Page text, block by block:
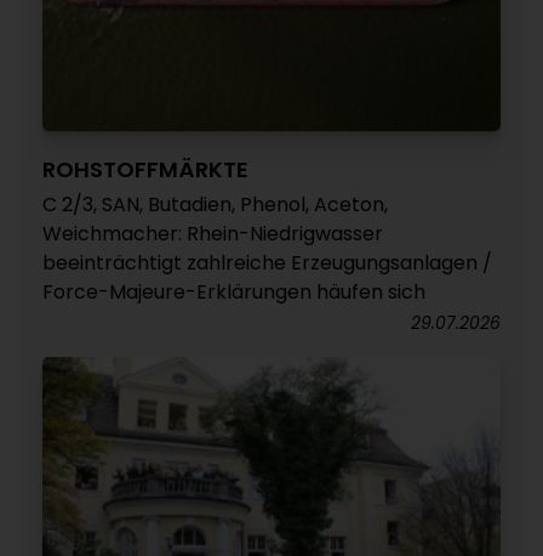
ROHSTOFFMÄRKTE
C 2/3, SAN, Butadien, Phenol, Aceton,
Weichmacher: Rhein-Niedrigwasser
beeinträchtigt zahlreiche Erzeugungsanlagen /
Force-Majeure-Erklärungen häufen sich
29.07.2026